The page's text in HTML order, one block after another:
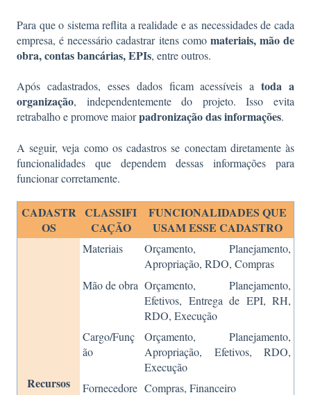
Para que o sistema reflita a realidade e as necessidades de cada
empresa, é necessário cadastrar itens como materiais, mão de
obra, contas bancárias, EPIs, entre outros.
Após cadastrados, esses dados ficam acessíveis atoda a
organização, independentemente do projeto. Isso evita
retrabalho e promove maiorpadronização das informações.
A seguir, veja como os cadastros se conectam diretamente às
funcionalidades que dependem dessas informações para
funcionar corretamente.
CADASTR
OS
CLASSIFI
CAÇÃO
FUNCIONALIDADES QUE
USAM ESSE CADASTRO
Recursos
Materiais
Orçamento, Planejamento,
Apropriação, RDO, Compras
Mão de obra Orçamento, Planejamento,
Efetivos, Entrega de EPI, RH,
RDO, Execução
Cargo/Funç
ão
Orçamento, Planejamento,
Apropriação, Efetivos, RDO,
Execução
Fornecedore Compras, Financeiro